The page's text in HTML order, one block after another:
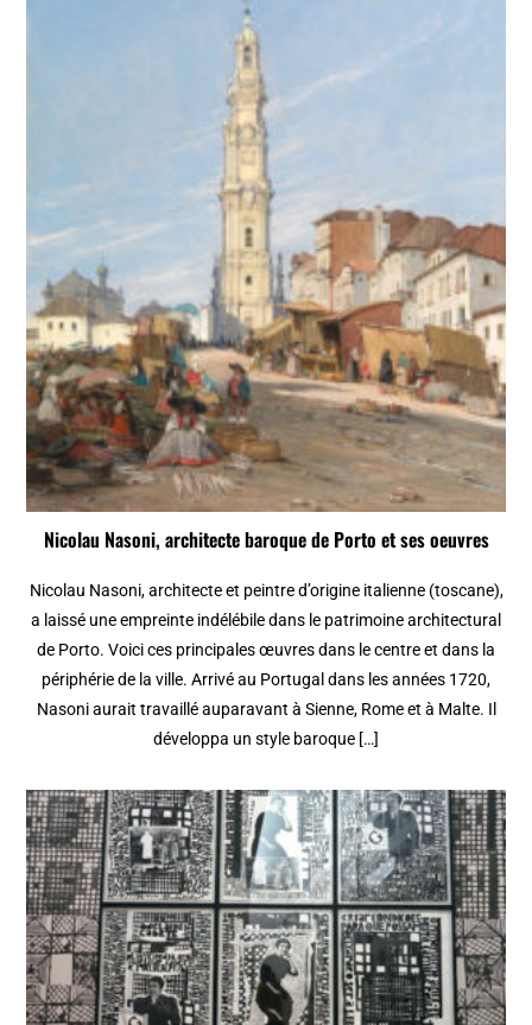
Nicolau Nasoni, architecte baroque de Porto et ses oeuvres
Nicolau Nasoni, architecte et peintre d’origine italienne (toscane),
a laissé une empreinte indélébile dans le patrimoine architectural
de Porto. Voici ces principales œuvres dans le centre et dans la
périphérie de la ville. Arrivé au Portugal dans les années 1720,
Nasoni aurait travaillé auparavant à Sienne, Rome et à Malte. Il
développa un style baroque […]